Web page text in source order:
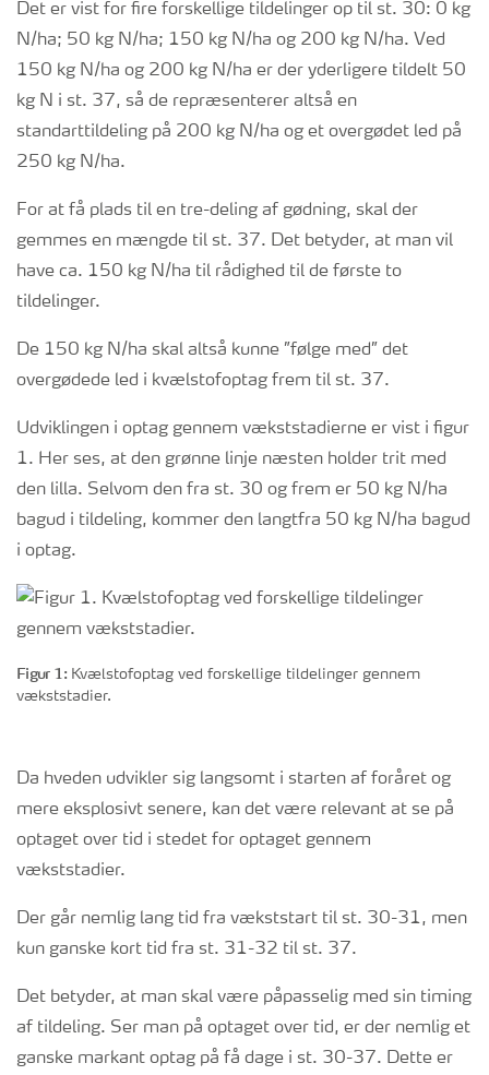
Det er vist for fire forskellige tildelinger op til st. 30: 0 kg
N/ha; 50 kg N/ha; 150 kg N/ha og 200 kg N/ha. Ved
150 kg N/ha og 200 kg N/ha er der yderligere tildelt 50
kg N i st. 37, så de repræsenterer altså en
standarttildeling på 200 kg N/ha og et overgødet led på
250 kg N/ha.
For at få plads til en tre-deling af gødning, skal der
gemmes en mængde til st. 37. Det betyder, at man vil
have ca. 150 kg N/ha til rådighed til de første to
tildelinger.
De 150 kg N/ha skal altså kunne ”følge med” det
overgødede led i kvælstofoptag frem til st. 37.
Udviklingen i optag gennem vækststadierne er vist i figur
1. Her ses, at den grønne linje næsten holder trit med
den lilla. Selvom den fra st. 30 og frem er 50 kg N/ha
bagud i tildeling, kommer den langtfra 50 kg N/ha bagud
i optag.
Figur 1: Kvælstofoptag ved forskellige tildelinger gennem
vækststadier.
Da hveden udvikler sig langsomt i starten af foråret og
mere eksplosivt senere, kan det være relevant at se på
optaget over tid i stedet for optaget gennem
vækststadier.
Der går nemlig lang tid fra vækststart til st. 30-31, men
kun ganske kort tid fra st. 31-32 til st. 37.
Det betyder, at man skal være påpasselig med sin timing
af tildeling. Ser man på optaget over tid, er der nemlig et
ganske markant optag på få dage i st. 30-37. Dette er